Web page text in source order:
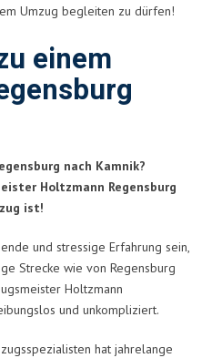
Umzug begleiten zu dürfen!
einem
nach Kamnik?
Holtzmann Regensburg
ist!
und stressige Erfahrung sein,
Strecke wie von Regensburg
Holtzmann
und unkompliziert.
hat jahrelange